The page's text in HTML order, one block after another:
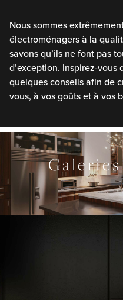
Recettes
Événements
Recettes
Property
Yachts
Portail des
Carrières
Nous sommes
électroménagers à la
savons qu’ils ne font pas
d’exception. Inspirez-
quelques conseils afin de
vous, à vos goûts et à vos